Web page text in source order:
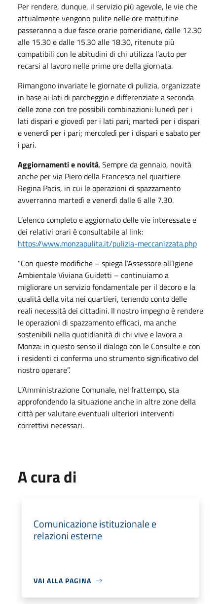
Per rendere, dunque, il servizio più agevole, le vie che
attualmente vengono pulite nelle ore mattutine
passeranno a due fasce orarie pomeridiane, dalle 12.30
alle 15.30 e dalle 15.30 alle 18.30, ritenute più
compatibili con le abitudini di chi utilizza l’auto per
recarsi al lavoro nelle prime ore della giornata.
Rimangono invariate le giornate di pulizia, organizzate
in base ai lati di parcheggio e differenziate a seconda
delle zone con tre possibili combinazioni: lunedì per i
lati dispari e giovedì per i lati pari; martedì per i dispari
e venerdì per i pari; mercoledì per i dispari e sabato per
i pari.
Aggiornamenti e novità. Sempre da gennaio, novità
anche per via Piero della Francesca nel quartiere
Regina Pacis, in cui le operazioni di spazzamento
avverranno martedì e venerdì dalle 6 alle 7.30.
L’elenco completo e aggiornato delle vie interessate e
dei relativi orari è consultabile al link:
https://www.monzapulita.it/pulizia-meccanizzata.php
“Con queste modifiche – spiega l’Assessore all’Igiene
Ambientale Viviana Guidetti – continuiamo a
migliorare un servizio fondamentale per il decoro e la
qualità della vita nei quartieri, tenendo conto delle
reali necessità dei cittadini. Il nostro impegno è rendere
le operazioni di spazzamento efficaci, ma anche
sostenibili nella quotidianità di chi vive e lavora a
Monza: in questo senso il dialogo con le Consulte e con
i residenti ci conferma uno strumento significativo del
nostro operare”.
L’Amministrazione Comunale, nel frattempo, sta
approfondendo la situazione anche in altre zone della
città per valutare eventuali ulteriori interventi
correttivi necessari.
A cura di
Comunicazione istituzionale e
relazioni esterne
VAI ALLA PAGINA